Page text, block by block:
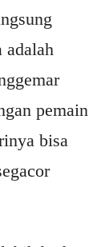
pemain
bisa